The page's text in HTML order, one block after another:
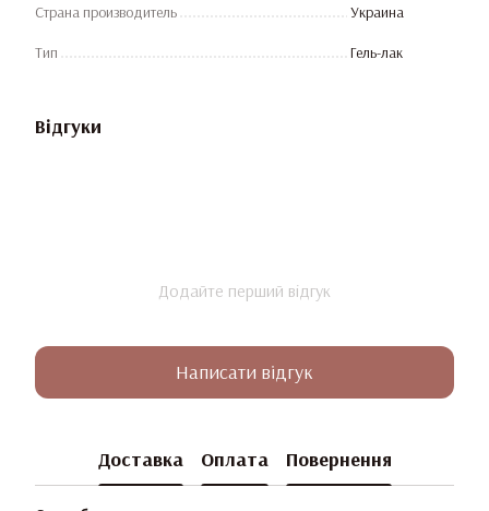
Страна производитель Украина
Тип Гель-лак
Відгуки
Додайте перший відгук
Написати відгук
Доставка Оплата Повернення